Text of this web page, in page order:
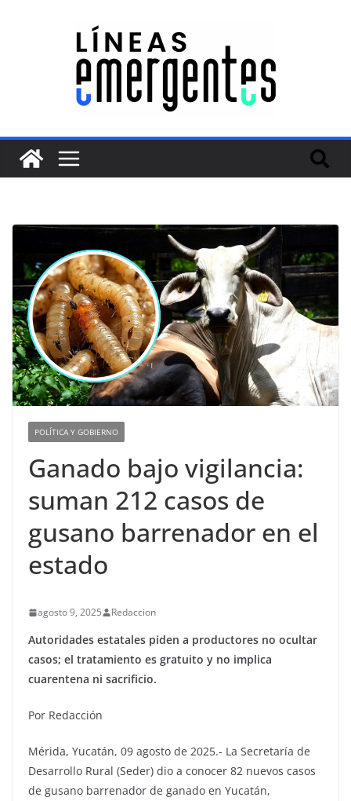
POLÍTICA Y GOBIERNO
Ganado bajo vigilancia:
suman 212 casos de
gusano barrenador en el
estado
agosto 9, 2025 Redaccion
Autoridades estatales piden a productores no ocultar
casos; el tratamiento es gratuito y no implica
cuarentena ni sacrificio.
Por Redacción
Mérida, Yucatán, 09 agosto de 2025.- La Secretaría de
Desarrollo Rural (Seder) dio a conocer 82 nuevos casos
de gusano barrenador de ganado en Yucatán,